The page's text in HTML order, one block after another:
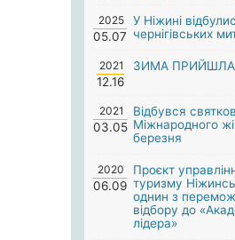
2025
05.07
У Ніжині
чернігівських
2021
12.16
ЗИМА
2021
03.05
Відбувся
Міжнародного
березня
2020
06.09
Проєкт
туризму
однин з
відбору до
лідера»